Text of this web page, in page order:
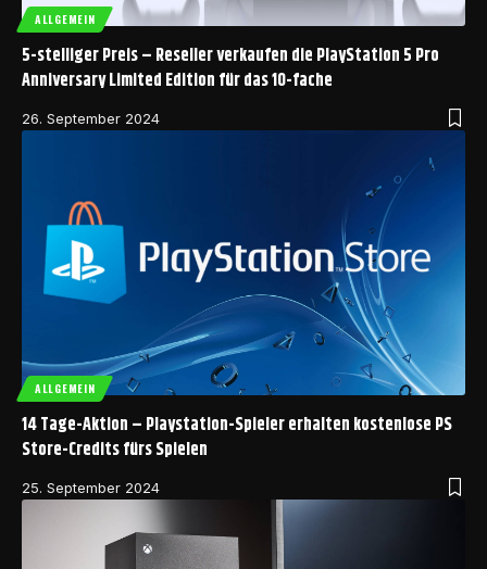
ALLGEMEIN
5-stelliger Preis – Reseller verkaufen die PlayStation 5 Pro
Anniversary Limited Edition für das 10-fache
26. September 2024
ALLGEMEIN
14 Tage-Aktion – Playstation-Spieler erhalten kostenlose PS
Store-Credits fürs Spielen
25. September 2024